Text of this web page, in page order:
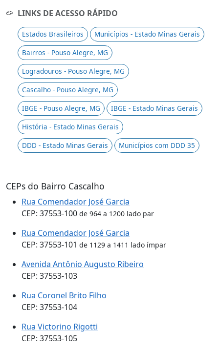
LINKS DE ACESSO RÁPIDO
Estados Brasileiros
Municípios - Estado Minas Gerais
Bairros - Pouso Alegre, MG
Logradouros - Pouso Alegre, MG
Cascalho - Pouso Alegre, MG
IBGE - Pouso Alegre, MG
IBGE - Estado Minas Gerais
História - Estado Minas Gerais
DDD - Estado Minas Gerais
Municípios com DDD 35
CEPs do Bairro Cascalho
Rua Comendador José Garcia
CEP: 37553-100 de 964 a 1200 lado par
Rua Comendador José Garcia
CEP: 37553-101 de 1129 a 1411 lado ímpar
Avenida Antônio Augusto Ribeiro
CEP: 37553-103
Rua Coronel Brito Filho
CEP: 37553-104
Rua Victorino Rigotti
CEP: 37553-105